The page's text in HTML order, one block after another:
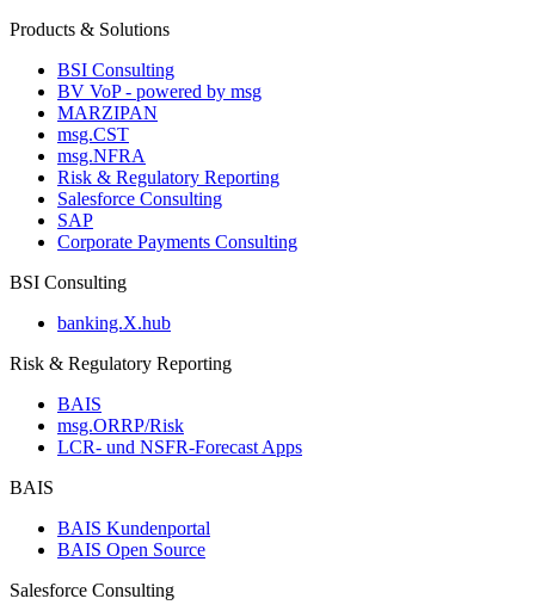
Products & Solutions
BSI Consulting
BV VoP - powered by msg
MARZIPAN
msg.CST
msg.NFRA
Risk & Regulatory Reporting
Salesforce Consulting
SAP
Corporate Payments Consulting
BSI Consulting
banking.X.hub
Risk & Regulatory Reporting
BAIS
msg.ORRP/Risk
LCR- und NSFR-​Forecast Apps
BAIS
BAIS Kundenportal
BAIS Open Source
Salesforce Consulting